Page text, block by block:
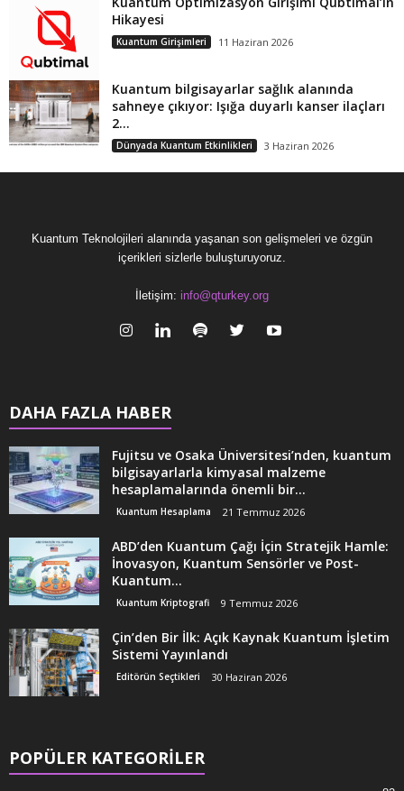
Hikayesi
Kuantum Girişimleri 11 Haziran 2026
Kuantum bilgisayarlar sağlık alanında
sahneye çıkıyor: Işığa duyarlı kanser ilaçları
2...
Dünyada Kuantum Etkinlikleri 3 Haziran 2026
Kuantum Teknolojileri alanında yaşanan son gelişmeleri ve özgün
içerikleri sizlerle buluşturuyoruz.
İletişim: info@qturkey.org
DAHA FAZLA HABER
Fujitsu ve Osaka Üniversitesi’nden, kuantum
bilgisayarlarla kimyasal malzeme
hesaplamalarında önemli bir...
Kuantum Hesaplama 21 Temmuz 2026
ABD’den Kuantum Çağı İçin Stratejik Hamle:
İnovasyon, Kuantum Sensörler ve Post-
Kuantum...
Kuantum Kriptografi 9 Temmuz 2026
Çin’den Bir İlk: Açık Kaynak Kuantum İşletim
Sistemi Yayınlandı
Editörün Seçtikleri 30 Haziran 2026
POPÜLER KATEGORİLER